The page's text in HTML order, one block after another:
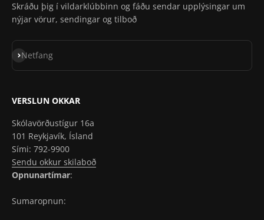
Skráðu þig í vildarklúbbinn og fáðu sendar upplýsingar um
nýjar vörur, sendingar og tilboð
Netfang
Skrá á póstlista
VERSLUN OKKAR
Skólavörðustígur 16a
101 Reykjavík, Ísland
Sími: 792-9900
Sendu okkur skilaboð
Opnunartímar:
Sumaropnun: